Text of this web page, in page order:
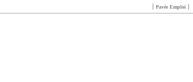
Pavée Emploi